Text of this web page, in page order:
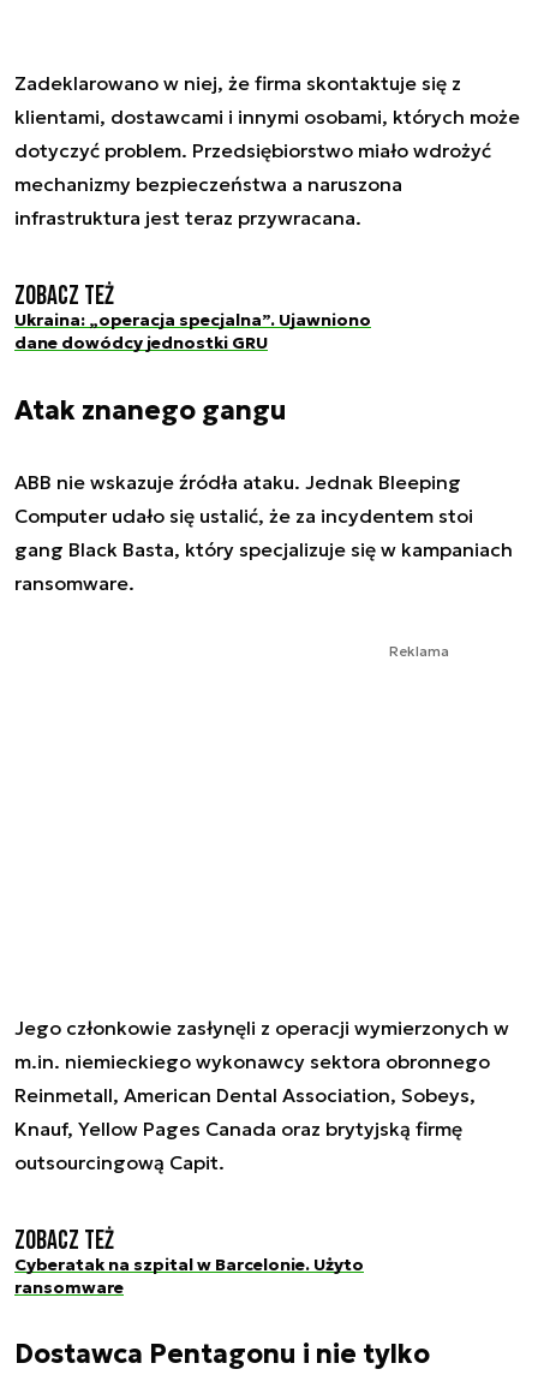
Zadeklarowano w niej, że firma skontaktuje się z
klientami, dostawcami i innymi osobami, których może
dotyczyć problem. Przedsiębiorstwo miało wdrożyć
mechanizmy bezpieczeństwa a naruszona
infrastruktura jest teraz przywracana.
Zobacz też
Ukraina: „operacja specjalna”. Ujawniono
dane dowódcy jednostki GRU
Atak znanego gangu
ABB nie wskazuje źródła ataku. Jednak Bleeping
Computer udało się ustalić, że za incydentem stoi
gang Black Basta, który specjalizuje się w kampaniach
ransomware.
Reklama
Jego członkowie zasłynęli z operacji wymierzonych w
m.in. niemieckiego wykonawcy sektora obronnego
Reinmetall, American Dental Association, Sobeys,
Knauf, Yellow Pages Canada oraz brytyjską firmę
outsourcingową Capit.
Zobacz też
Cyberatak na szpital w Barcelonie. Użyto
ransomware
Dostawca Pentagonu i nie tylko